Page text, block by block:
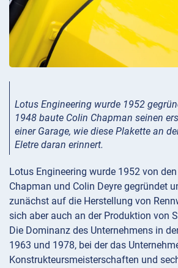
Lotus Engineering wurde 1952
1948 baute Colin Chapman seinen
einer Garage, wie diese Plakette an
Eletre daran erinnert.
Lotus Engineering wurde 1952 von
Chapman und Colin Deyre gegründet
zunächst auf die Herstellung von
sich aber auch an der Produktion von
Die Dominanz des Unternehmens in
1963 und 1978, bei der das
Konstrukteursmeisterschaften und